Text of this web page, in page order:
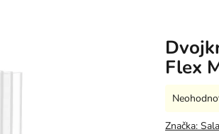
Flex
Priemerné
produktu
Značka: